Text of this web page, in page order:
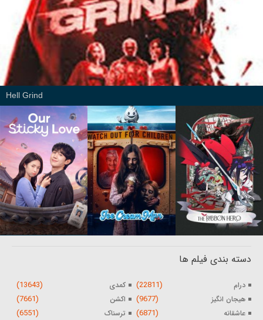
Hell Grind
دسته بندی فیلم ها
درام (22811) کمدی (13643)
هیجان انگیز (9677) اکشن (7661)
عاشقانه (6871) ترسناک (6551)